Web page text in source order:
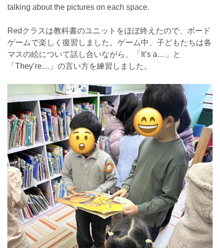
talking about the pictures on each space.
Redクラスは教科書のユニットをほぼ終えたので、ボード
ゲームで楽しく復習しました。ゲーム中、子どもたちは各
マスの絵について話し合いながら、「It’s a…」と
「They’re…」の言い方を練習しました。